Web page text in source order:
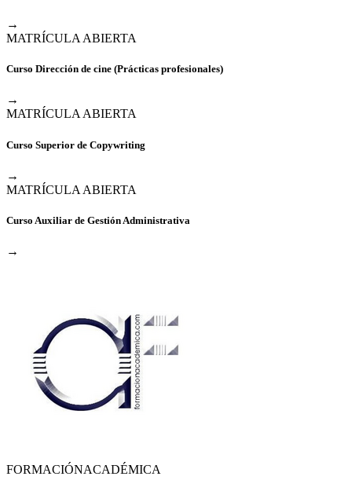
→
MATRÍCULA ABIERTA
Curso Dirección de cine (Prácticas profesionales)
→
MATRÍCULA ABIERTA
Curso Superior de Copywriting
→
MATRÍCULA ABIERTA
Curso Auxiliar de Gestión Administrativa
→
FORMACIÓNACADÉMICA